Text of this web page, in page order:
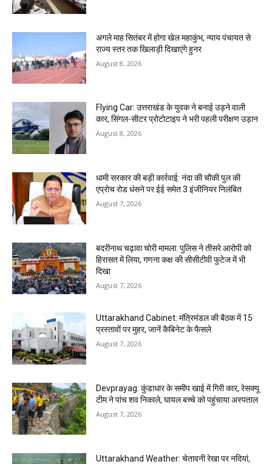
अगले माह सितंबर में होगा खेल महाकुंभ, न्याय पंचायत से
राज्य स्तर तक खिलाड़ी दिखाएंगे हुनर
August 8, 2026
Flying Car: उत्तराखंड के युवक ने बनाई उड़ने वाली
कार, सिंगल-सीटर प्रोटोटाइप ने भरी पहली परीक्षण उड़ान
August 8, 2026
धामी सरकार की बड़ी कार्रवाई: नंदा की चौकी पुल की
एप्राेच रोड धंसने पर ईई समेत 3 इंजीनियर निलंबित
August 7, 2026
बदरीनाथ चढ़ावा चोरी मामला: पुलिस ने तीसरे आरोपी को
हिरासत में लिया, गणना कक्ष की सीसीटीवी फुटेज में भी
दिखा
August 7, 2026
Uttarakhand Cabinet: मंत्रिमंडल की बैठक में 15
प्रस्तावों पर मुहर, जानें कैबिनेट के फैसले
August 7, 2026
Devprayag: कुंडाधार के समीप खाई में गिरी कार, रेसक्यू
टीम ने पांच शव निकाले, घायल बच्चे को पहुंचाया अस्पताल
August 7, 2026
Uttarakhand Weather: चेतावनी रेखा पर नदियां,